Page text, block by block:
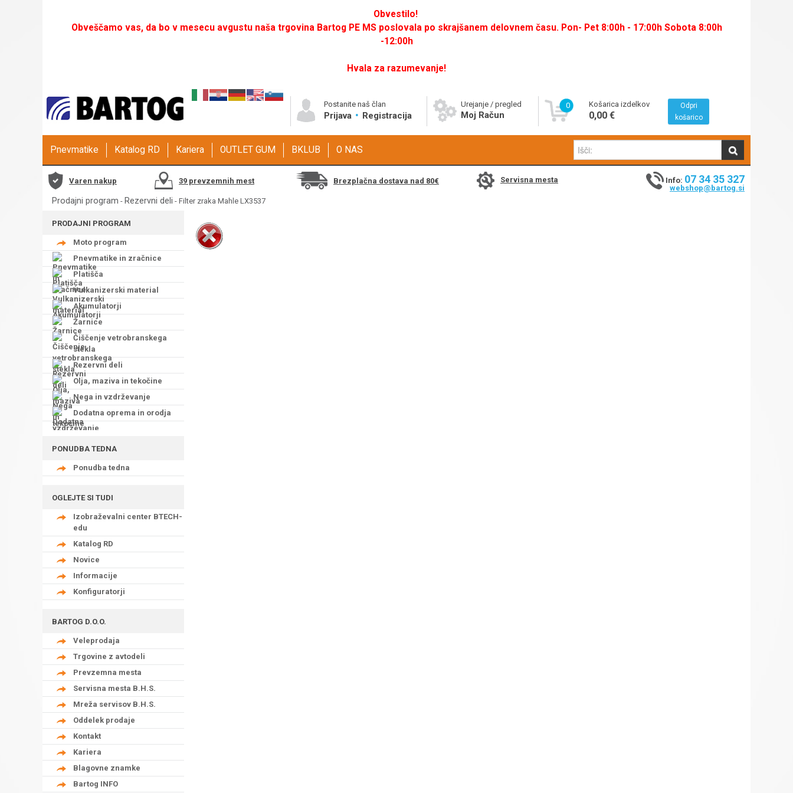
Obvestilo!
Obveščamo vas, da bo v mesecu avgustu naša trgovina Bartog PE MS poslovala po skrajšanem delovnem času. Pon- Pet 8:00h - 17:00h Sobota 8:00h
-12:00h
Hvala za razumevanje!
Postanite naš član
Prijava Registracija
Urejanje / pregled
Moj Račun
0 Košarica izdelkov
0,00 €
Odpri
košarico
Pnevmatike Katalog RD Kariera OUTLET GUM BKLUB O NAS
Varen nakup 39 prevzemnih mest Brezplačna dostava nad 80€ Servisna mesta Info: 07 34 35 327
webshop@bartog.si
Prodajni program - Rezervni deli - Filter zraka Mahle LX3537
PRODAJNI PROGRAM
Moto program
Pnevmatike in zračnice
Platišča
Vulkanizerski material
Akumulatorji
Žarnice
Čiščenje vetrobranskega
stekla
Rezervni deli
Olja, maziva in tekočine
Nega in vzdrževanje
Dodatna oprema in orodja
PONUDBA TEDNA
Ponudba tedna
OGLEJTE SI TUDI
Izobraževalni center BTECH-
edu
Katalog RD
Novice
Informacije
Konfiguratorji
BARTOG D.O.O.
Veleprodaja
Trgovine z avtodeli
Prevzemna mesta
Servisna mesta B.H.S.
Mreža servisov B.H.S.
Oddelek prodaje
Kontakt
Kariera
Blagovne znamke
Bartog INFO